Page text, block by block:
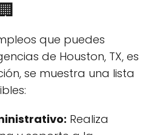
que puedes
de Houston, TX, es
se muestra una lista
Realiza